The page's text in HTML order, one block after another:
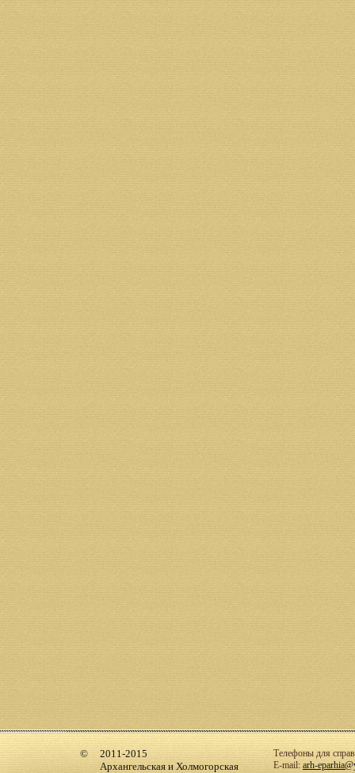
2011-2015
Архангельская и Холмогорская
Телефоны для
E-mail: arh-